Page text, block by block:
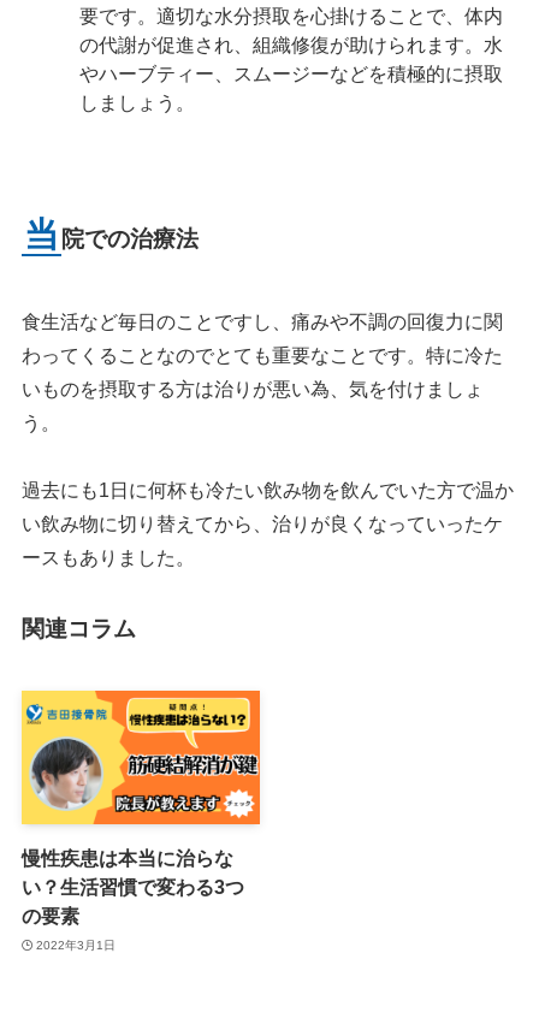
要です。適切な水分摂取を心掛けることで、体内
の代謝が促進され、組織修復が助けられます。水
やハーブティー、スムージーなどを積極的に摂取
しましょう。
当 院での治療法
食生活など毎日のことですし、痛みや不調の回復力に関
わってくることなのでとても重要なことです。特に冷た
いものを摂取する方は治りが悪い為、気を付けましょ
う。
過去にも1日に何杯も冷たい飲み物を飲んでいた方で温か
い飲み物に切り替えてから、治りが良くなっていったケ
ースもありました。
関連コラム
慢性疾患は本当に治らな
い？生活習慣で変わる3つ
の要素
2022年3月1日